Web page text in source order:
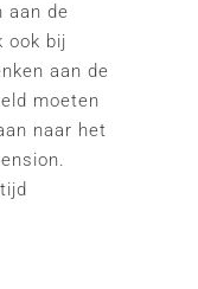
aan de
ook bij
aan de
moeten
naar het